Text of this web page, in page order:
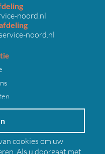
noord.nl
noord.nl
cookies om uw
Als u doorgaat met